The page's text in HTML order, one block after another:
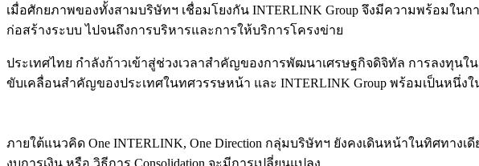
เมื่อศักยภาพของทั้งสามบริษัทฯ เชื่อมโยงกัน INTERLINK Group จึงมีความพร้อมใ
ก่อสร้างระบบ ไปจนถึงการบริหารและการให้บริการโครงข่าย
ประเทศไทย กำลังก้าวเข้าสู่ช่วงเวลาสำคัญของการพัฒนาเศรษฐกิจดิจิทัล การลงทุนใน
ขับเคลื่อนสำคัญของประเทศในทศวรรษหน้า และ INTERLINK Group พร้อมเป็นหนึ่
ภายใต้แนวคิด One INTERLINK, One Direction กลุ่มบริษัทฯ ยังคงเดินหน้าในทิศท
งบการเงิน หรือ วิธีการ Consolidation จะมีการเปลี่ยนแปลง